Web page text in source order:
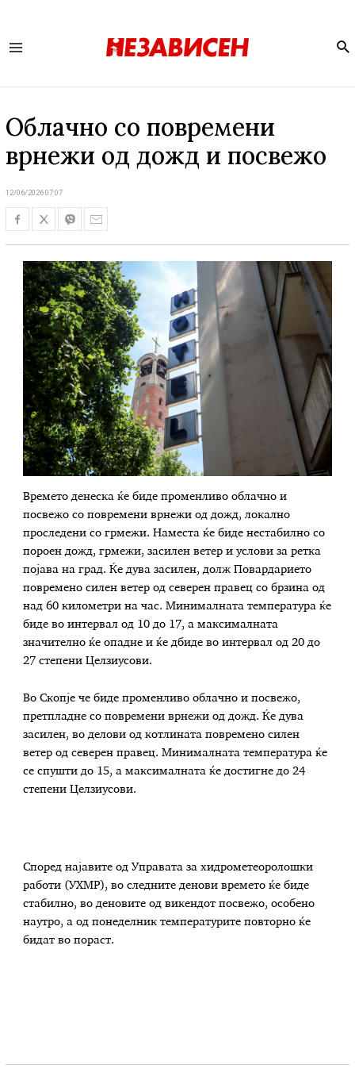
Облачно со повремени
врнежи од дожд и посвежо
12/06/2026 07:07
Времето денеска ќе биде променливо облачно и
посвежо со повремени врнежи од дожд, локално
проследени со грмежи. Наместа ќе биде нестабилно со
пороен дожд, грмежи, засилен ветер и услови за ретка
појава на град. Ќе дува засилен, долж Повардарието
повремено силен ветер од северeн правец со брзина од
над 60 километри на час. Минималната температура ќе
биде во интервал од 10 до 17, а максималната
значително ќе опадне и ќе дбиде во интервал од 20 до
27 степени Целзиусови.
Во Скопје че биде променливо облачно и посвежо,
претпладне со повремени врнежи од дожд. Ќе дува
засилен, во делови од котлината повремено силен
ветер од северен правец. Минималната температура ќе
се спушти до 15, а максималната ќе достигне до 24
степени Целзиусови.
Според најавите од Управата за хидрометеоролошки
работи (УХМР), во следните денови времето ќе биде
стабилно, во деновите од викендот посвежо, особено
наутро, а од понеделник температурите повторно ќе
бидат во пораст.